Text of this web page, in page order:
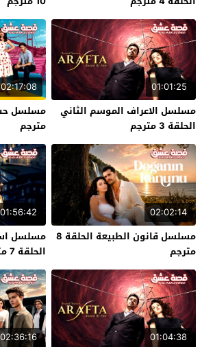
01:01:25
مسلسل الاعراف الموسم الثاني
الحلقة 3 مترجم
02:17:08
مترجم
02:02:14
مسلسل قانون الطبيعة الحلقة 8
مترجم
01:56:42
مسلسل
الحلقة 7 مترجم
01:04:38
02:36:16